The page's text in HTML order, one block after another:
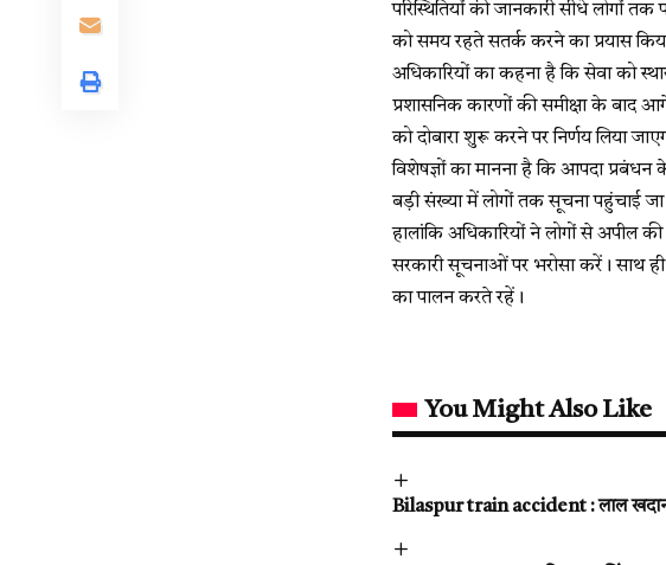
परिस्थितियों की जानकारी सीधे लोगों
को समय रहते सतर्क करने का प्रयास
अधिकारियों का कहना है कि सेवा को
प्रशासनिक कारणों की समीक्षा के बाद
को दोबारा शुरू करने पर निर्णय लिया
विशेषज्ञों का मानना है कि आपदा
बड़ी संख्या में लोगों तक सूचना पहुंचाई
हालांकि अधिकारियों ने लोगों से अपील
सरकारी सूचनाओं पर भरोसा करें। साथ ही
का पालन करते रहें।
You Might Also Like
Bilaspur train accident : लाल खदान